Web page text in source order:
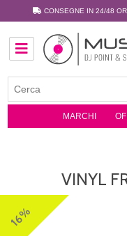
CONSEGNE IN 24/48
MARCHI
VINYL
16%